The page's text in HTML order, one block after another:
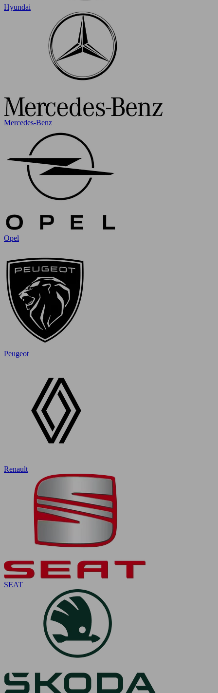
Hyundai
Mercedes-Benz
Opel
Peugeot
Renault
SEAT